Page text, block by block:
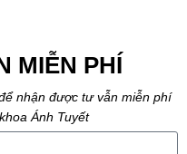
MIỄN PHÍ
nhận được tư vẫn miễn phí
Ánh Tuyết